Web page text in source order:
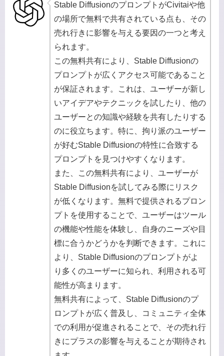
Stable DiffusionのプロンプトがCivitaiや他
の場所で無料で共有されている点も、その
売れ行きに影響を与える要因の一つと考え
られます。
この無料共有により、Stable Diffusionの
プロンプトが広くアクセス可能であること
が保証されます。これは、ユーザーが新し
いアイデアやテクニックを試したり、他の
ユーザーとの知識や経験を共有したりする
のに役立ちます。特に、拘り派のユーザー
が好むStable Diffusionの特性に合致する
プロンプトを見つけやすくなります。
また、この無料共有により、ユーザーが
Stable Diffusionを試してみる際にリスク
が低くなります。無料で提供されるプロン
プトを使用することで、ユーザーはツール
の機能や性能を体験し、自身のニーズや目
標に合うかどうかを判断できます。これに
より、Stable Diffusionのプロンプトがよ
り多くのユーザーに知られ、利用される可
能性が高まります。
無料共有によって、Stable Diffusionのプ
ロンプトが広く普及し、コミュニティ全体
での利用が促進されることで、その売れ行
きにプラスの影響を与えることが期待され